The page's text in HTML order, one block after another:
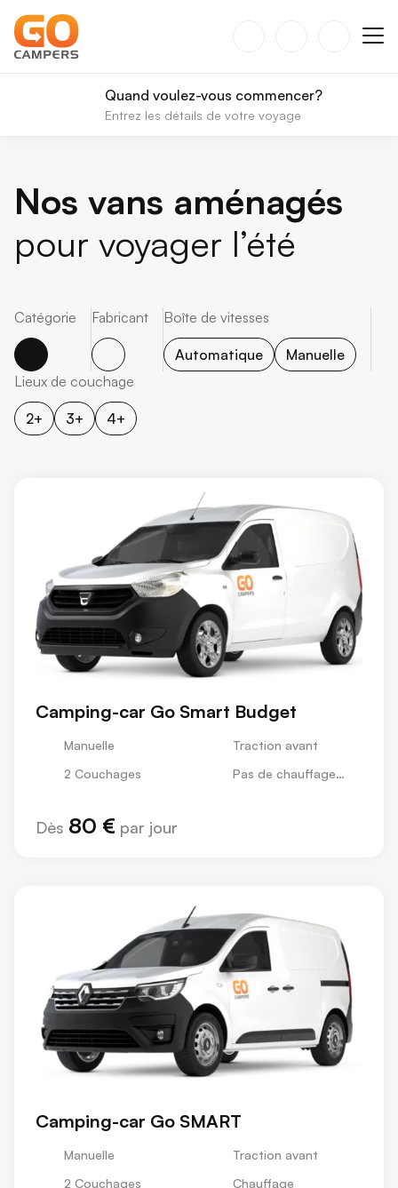
Quand voulez-vous commencer?
Entrez les détails de votre voyage
Nos vans aménagés
pour voyager l’été
Catégorie Fabricant Boîte de vitesses
Automatique
Manuelle
Lieux de couchage
2+ 3+ 4+
Camping-car Go Smart Budget
Manuelle
Traction avant
2 Couchages
Pas de chauffage
Dès 80 € par jour
Camping-car Go SMART
Manuelle
Traction avant
2 Couchages
Chauffage